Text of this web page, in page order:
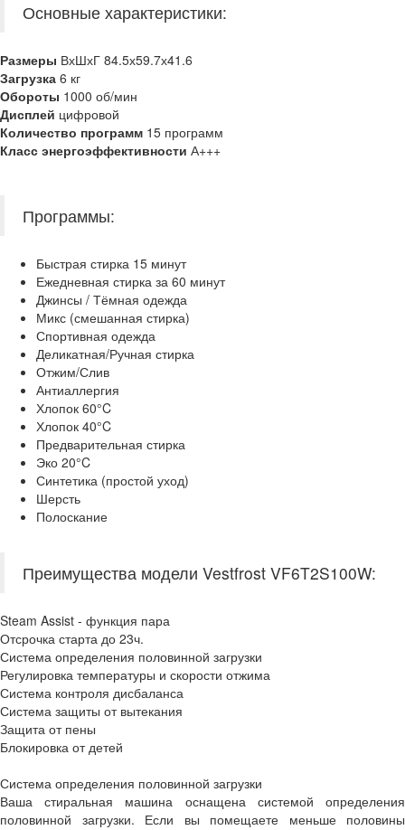
Основные характеристики:
Размеры ВхШхГ 84.5х59.7х41.6
Загрузка 6 кг
Обороты 1000 об/мин
Дисплей цифровой
Количество программ 15 программ
Класс энергоэффективности А+++
Программы:
Быстрая стирка 15 минут
Ежедневная стирка за 60 минут
Джинсы / Тёмная одежда
Микс (смешанная стирка)
Спортивная одежда
Деликатная/Ручная стирка
Отжим/Слив
Антиаллергия
Хлопок 60°C
Хлопок 40°C
Предварительная стирка
Эко 20°C
Синтетика (простой уход)
Шерсть
Полоскание
Преимущества модели Vestfrost VF6T2S100W:
Steam Assist - функция пара
Отсрочка старта до 23ч.
Система определения половинной загрузки
Регулировка температуры и скорости отжима
Система контроля дисбаланса
Система защиты от вытекания
Защита от пены
Блокировка от детей
Система определения половинной загрузки
Ваша стиральная машина оснащена системой определения
половинной загрузки. Если вы помещаете меньше половины